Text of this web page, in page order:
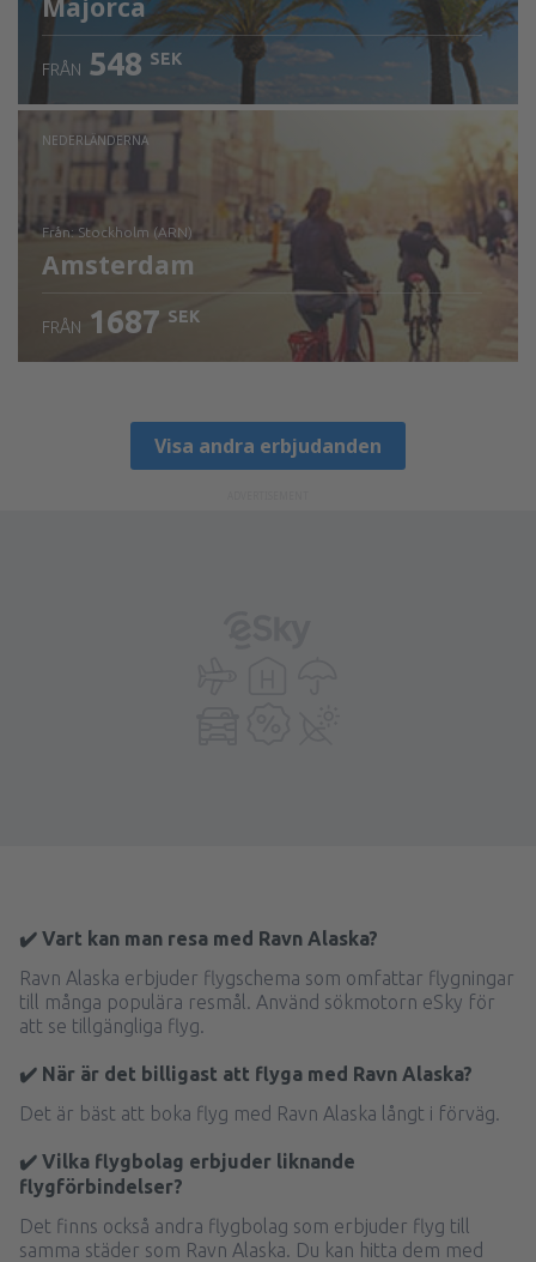
Majorca
FRÅN 548 SEK
NEDERLÄNDERNA
från: Stockholm (ARN)
Amsterdam
FRÅN 1687 SEK
Visa andra erbjudanden
✔️ Vart kan man resa med Ravn Alaska?
Ravn Alaska erbjuder flygschema som omfattar flygningar
till många populära resmål. Använd sökmotorn eSky för
att se tillgängliga flyg.
✔️ När är det billigast att flyga med Ravn Alaska?
Det är bäst att boka flyg med Ravn Alaska långt i förväg.
✔️ Vilka flygbolag erbjuder liknande
flygförbindelser?
Det finns också andra flygbolag som erbjuder flyg till
samma städer som Ravn Alaska. Du kan hitta dem med